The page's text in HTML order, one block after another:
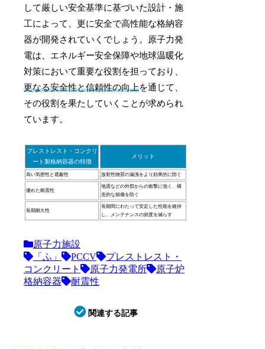
して厳しい安全基準に基づいた設計・施
工によって、更に安全で高性能な格納容
器が開発されていくでしょう。原子力発
電は、エネルギー安全保障や地球温暖化
対策において重要な役割を担っており、
更なる安全性と信頼性の向上を通じて、
その役割を果たしていくことが求められ
ています。
プレストレスト・コンクリ
ート製格納容器の特徴
メリット
高い気密性と遮蔽性 放射性物質の漏洩をより効果的に防ぐ
優れた耐震性
地震などの外部からの衝撃に強く、構
造的な損傷を防ぐ
長期耐久性
長期間にわたって安定した性能を維持
し、メンテナンスの頻度を減らす
原子力施設
「ふ」
PCCV
プレストレスト・
コンクリート
原子力発電所
原子炉
格納容器
耐震性
関連する記事